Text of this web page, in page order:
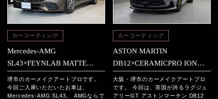
カーコーティング
Mercedes-AMG
SL43×FEYNLAB MATTE
CERAMIC施工
堺市のカーメイクアートプロです。
今回ご入庫いただいたお車は、
Mercedes-AMG SL43。 AMGならで
カーコーティング
ASTON MARTIN
DB12×CERAMICPRO ION施
工
大阪・堺市のカーメイクアートプロ
です。 今回は、英国が誇るラグジュ
アリーGT アストンマーチン DB12